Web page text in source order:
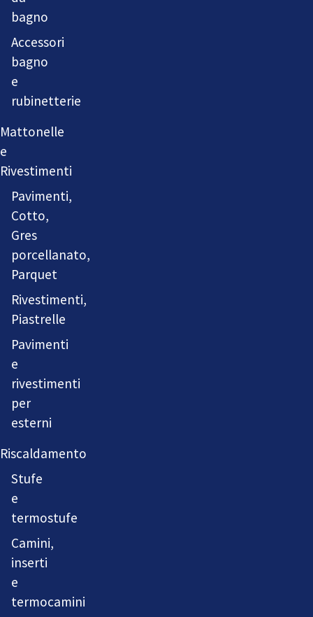
bagno
Accessori
bagno
e
rubinetterie
Mattonelle
e
Rivestimenti
Pavimenti,
Cotto,
Gres
porcellanato,
Parquet
Rivestimenti,
Piastrelle
Pavimenti
e
rivestimenti
per
esterni
Riscaldamento
Stufe
e
termostufe
Camini,
inserti
e
termocamini